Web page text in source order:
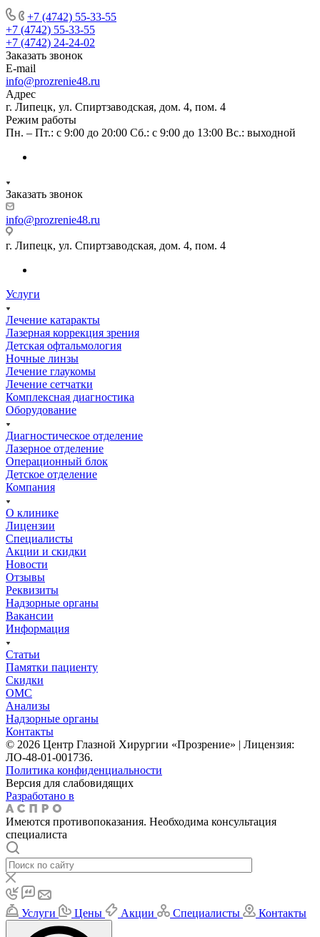
+7 (4742) 55-33-55
+7 (4742) 55-33-55
+7 (4742) 24-24-02
Заказать звонок
E-mail
info@prozrenie48.ru
Адрес
г. Липецк, ул. Спиртзаводская, дом. 4, пом. 4
Режим работы
Пн. – Пт.: с 9:00 до 20:00 Сб.: с 9:00 до 13:00 Вс.: выходной
Заказать звонок
info@prozrenie48.ru
г. Липецк, ул. Спиртзаводская, дом. 4, пом. 4
Услуги
Лечение катаракты
Лазерная коррекция зрения
Детская офтальмология
Ночные линзы
Лечение глаукомы
Лечение сетчатки
Комплексная диагностика
Оборудование
Диагностическое отделение
Лазерное отделение
Операционный блок
Детское отделение
Компания
О клинике
Лицензии
Специалисты
Акции и скидки
Новости
Отзывы
Реквизиты
Надзорные органы
Вакансии
Информация
Статьи
Памятки пациенту
Скидки
ОМС
Анализы
Надзорные органы
Контакты
© 2026 Центр Глазной Хирургии «Прозрение» | Лицензия:
ЛО-48-01-001736.
Политика конфиденциальности
Версия для слабовидящих
Разработано в
Имеются противопоказания. Необходима консультация
специалиста
Услуги Цены Акции Специалисты Контакты